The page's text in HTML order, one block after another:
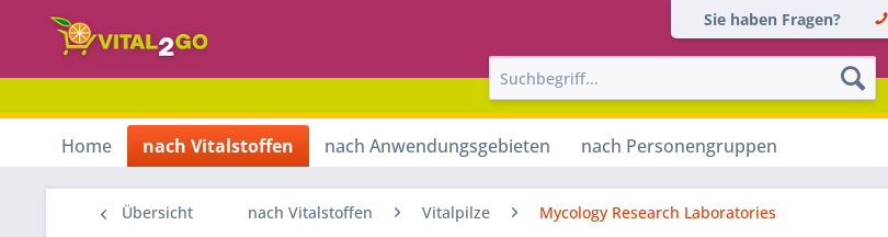
Sie haben Fragen?
Home nach Vitalstoffen nach Anwendungsgebieten nach Personengruppen
Übersicht nach Vitalstoffen Vitalpilze Mycology Research Laboratories